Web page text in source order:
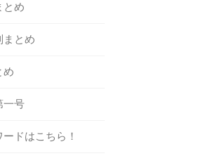
とめ
まとめ
め
一号
ドはこちら！